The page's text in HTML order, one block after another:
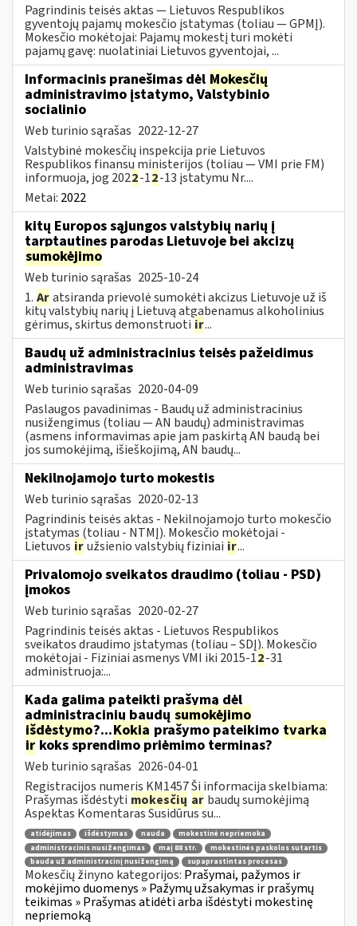
Pagrindinis teisės aktas — Lietuvos Respublikos
gyventojų pajamų mokesčio įstatymas (toliau — GPMĮ).
Mokesčio mokėtojai: Pajamų mokestį turi mokėti
pajamų gavę: nuolatiniai Lietuvos gyventojai, ...
Informacinis pranešimas dėl Mokesčių
administravimo įstatymo, Valstybinio
socialinio
Web turinio sąrašas 2022-12-27
Valstybinė mokesčių inspekcija prie Lietuvos
Respublikos finansų ministerijos (toliau — VMI prie FM)
informuoja, jog 2022-12-13 įstatymu Nr....
Metai: 2022
kitų Europos sąjungos valstybių narių į
tarptautines parodas Lietuvoje bei akcizų
sumokėjimo
Web turinio sąrašas 2025-10-24
1. Aratsiranda prievolė sumokėti akcizus Lietuvoje už iš
kitų valstybių narių į Lietuvą atgabenamus alkoholinius
gėrimus, skirtus demonstruoti ir...
Baudų už administracinius teisės pažeidimus
administravimas
Web turinio sąrašas 2020-04-09
Paslaugos pavadinimas - Baudų už administracinius
nusižengimus (toliau — AN baudų) administravimas
(asmens informavimas apie jam paskirtą AN baudą bei
jos sumokėjimą, išieškojimą, AN baudų...
Nekilnojamojo turto mokestis
Web turinio sąrašas 2020-02-13
Pagrindinis teisės aktas - Nekilnojamojo turto mokesčio
įstatymas (toliau - NTMĮ). Mokesčio mokėtojai -
Lietuvos iružsienio valstybių fiziniai ir...
Privalomojo sveikatos draudimo (toliau - PSD)
įmokos
Web turinio sąrašas 2020-02-27
Pagrindinis teisės aktas - Lietuvos Respublikos
sveikatos draudimo įstatymas (toliau – SDĮ). Mokesčio
mokėtojai - Fiziniai asmenys VMI iki 2015-12-31
administruoja:...
Kada galima pateikti prašymą dėl
administracinių baudų sumokėjimo
išdėstymo?...Kokia prašymo pateikimo tvarka
irkoks sprendimo priėmimo terminas?
Web turinio sąrašas 2026-04-01
Registracijos numeris KM1457 Ši informacija skelbiama:
Prašymas išdėstyti mokesčių ar baudų sumokėjimą
Aspektas Komentaras Susidūrus su...
atidėjimas išdėstymas nauda
mokestinė nepriemoka
administracinis nusižengimas
maį 88 str.
mokestinės paskolos sutartis
bauda už administracinį nusižengimą
supaprastintas procesas
Mokesčių žinyno kategorijos: Prašymai, pažymos ir
mokėjimo duomenys » Pažymų užsakymas ir prašymų
teikimas » Prašymas atidėti arba išdėstyti mokestinę
nepriemoką